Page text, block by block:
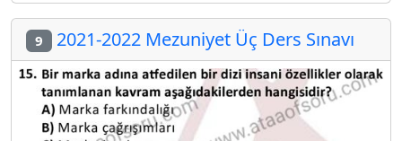
9 2021-2022 Mezuniyet Üç Ders Sınavı